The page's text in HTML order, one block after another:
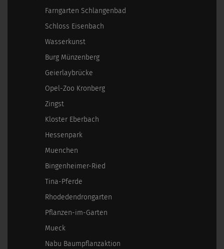
Farngarten Schlangenbad
Schloss Eisenbach
Wasserkunst
Burg Münzenberg
Geierlaybrücke
Opel-Zoo Kronberg
Zingst
Kloster Eberbach
Hessenpark
Muenchen
Bingenheimer-Ried
Tina-Pferde
Rhodedendrongarten
Pflanzen-im-Garten
Mueck
Nabu Baumpflanzaktion